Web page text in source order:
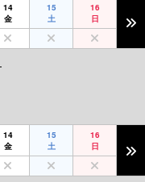
14
金
15
土
16
日
14
金
15
土
16
日